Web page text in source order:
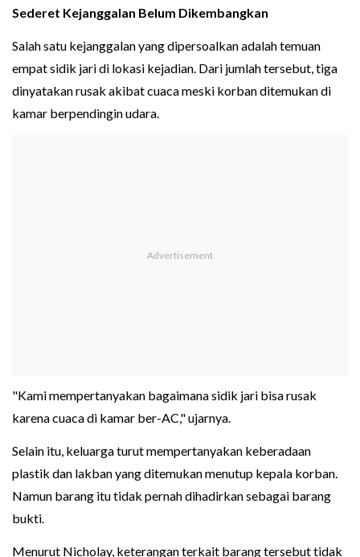
Sederet Kejanggalan Belum Dikembangkan
Salah satu kejanggalan yang dipersoalkan adalah temuan
empat sidik jari di lokasi kejadian. Dari jumlah tersebut, tiga
dinyatakan rusak akibat cuaca meski korban ditemukan di
kamar berpendingin udara.
"Kami mempertanyakan bagaimana sidik jari bisa rusak
karena cuaca di kamar ber-AC," ujarnya.
Selain itu, keluarga turut mempertanyakan keberadaan
plastik dan lakban yang ditemukan menutup kepala korban.
Namun barang itu tidak pernah dihadirkan sebagai barang
bukti.
Menurut Nicholay, keterangan terkait barang tersebut tidak